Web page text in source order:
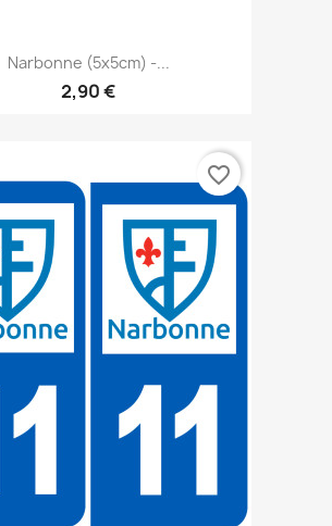
Narbonne (5x5cm) -...
2,90 €
favorite_border